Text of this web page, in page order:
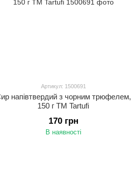
Артикул: 1500691
напівтвердий з чорним трюфелем,
150 г ТМ Tartufi
170 грн
В наявності